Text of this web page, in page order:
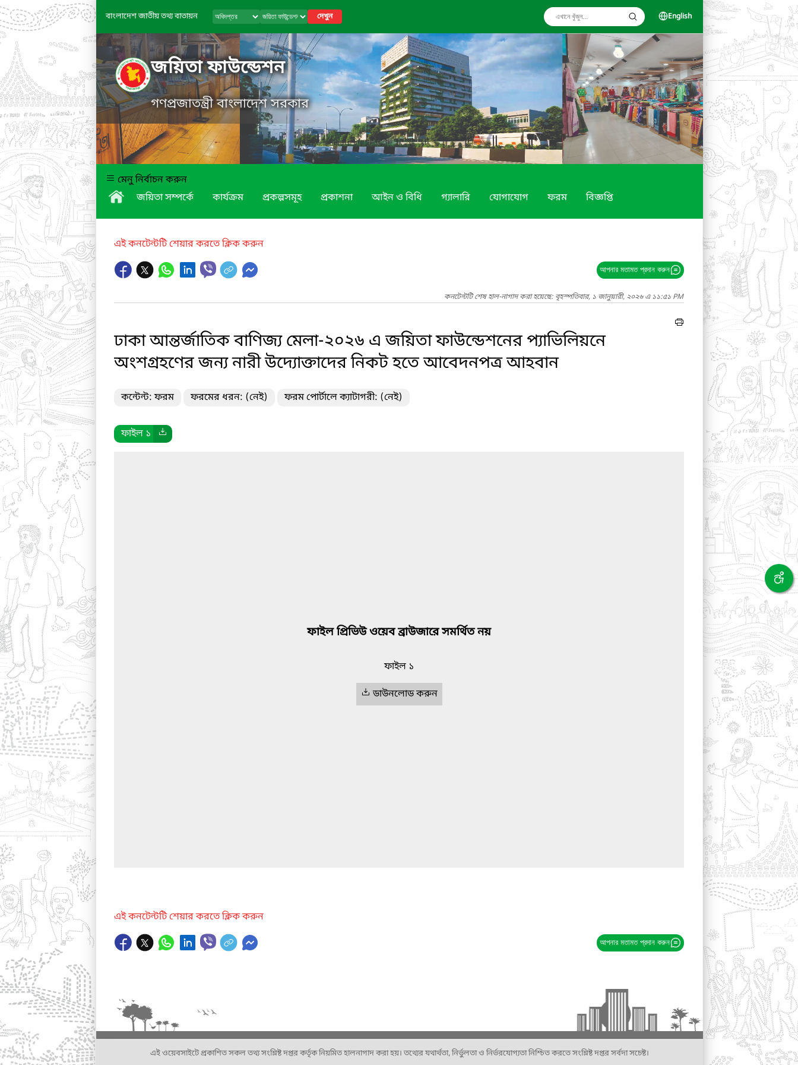
বাংলাদেশ জাতীয় তথ্য বাতায়ন দেখুন English
জয়িতা ফাউন্ডেশন
গণপ্রজাতন্ত্রী বাংলাদেশ সরকার
মেনু নির্বাচন করুন
জয়িতা সম্পর্কে
কার্যক্রম প্রকল্পসমূহ প্রকাশনা আইন ও বিধি গ্যালারি যোগাযোগ ফরম বিজ্ঞপ্তি
এই কনটেন্টটি শেয়ার করতে ক্লিক করুন
আপনার মতামত প্রদান করুন
কনটেন্টটি শেষ হাল-নাগাদ করা হয়েছে: বৃহস্পতিবার, ১ জানুয়ারী, ২০২৬ এ ১১:৫১ PM
ঢাকা আন্তর্জাতিক বাণিজ্য মেলা-২০২৬ এ জয়িতা ফাউন্ডেশনের প্যাভিলিয়নে
অংশগ্রহণের জন্য নারী উদ্যোক্তাদের নিকট হতে আবেদনপত্র আহবান
কন্টেন্ট: ফরম ফরমের ধরন: (নেই) ফরম পোর্টালে ক্যাটাগরী: (নেই)
ফাইল ১
ফাইল প্রিভিউ ওয়েব ব্রাউজারে সমর্থিত নয়
ফাইল ১
ডাউনলোড করুন
এই কনটেন্টটি শেয়ার করতে ক্লিক করুন
আপনার মতামত প্রদান করুন
এই ওয়েবসাইটে প্রকাশিত সকল তথ্য সংশ্লিষ্ট দপ্তর কর্তৃক নিয়মিত হালনাগাদ করা হয়। তথ্যের যথার্থতা, নির্ভুলতা ও নির্ভরযোগ্যতা নিশ্চিত করতে সংশ্লিষ্ট দপ্তর সর্বদা সচেষ্ট।